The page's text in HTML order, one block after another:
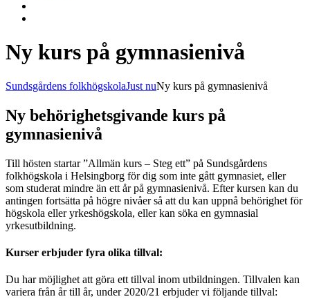
Ny kurs på gymnasienivå
Sundsgårdens folkhögskolaJust nuNy kurs på gymnasienivå
Ny behörighetsgivande kurs på
gymnasienivå
Till hösten startar ”Allmän kurs – Steg ett” på Sundsgårdens
folkhögskola i Helsingborg för dig som inte gått gymnasiet, eller
som studerat mindre än ett år på gymnasienivå. Efter kursen kan du
antingen fortsätta på högre nivåer så att du kan uppnå behörighet för
högskola eller yrkeshögskola, eller kan söka en gymnasial
yrkesutbildning.
Kurser erbjuder fyra olika tillval:
Du har möjlighet att göra ett tillval inom utbildningen. Tillvalen kan
variera från år till år, under 2020/21 erbjuder vi följande tillval: